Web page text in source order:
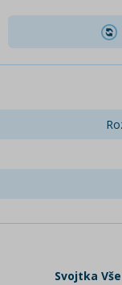
Svojtka